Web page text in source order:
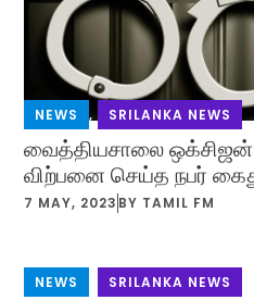
NEWS , SRILANKA NEWS
வைத்தியசாலை ஒக்சிஜன்
விற்பனை செய்த நபர்
7 MAY, 2023 BY TAMIL FM
NEWS SRILANKA NEWS